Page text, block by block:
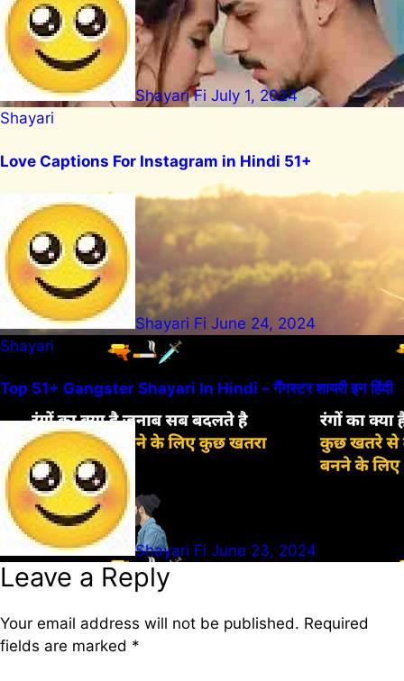
Shayari Fi July 1, 2024
Shayari
Love Captions For Instagram in Hindi 51+
Shayari Fi June 24, 2024
Shayari
Top 51+ Gangster Shayari In Hindi – गैंगस्टर शायरी इन हिंदी
Shayari Fi June 23, 2024
Leave a Reply
Your email address will not be published. Required
fields are marked *